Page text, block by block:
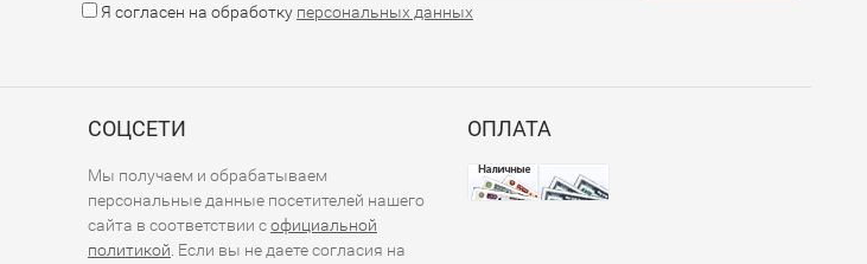
Я согласен на обработку персональных данных
СОЦСЕТИ
Мы получаем и обрабатываем
персональные данные посетителей нашего
сайта в соответствии софициальной
политикой . Если вы не даете согласия на
ОПЛАТА